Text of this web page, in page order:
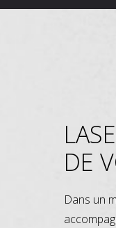
DE
Dans un